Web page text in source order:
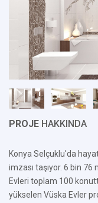
PROJE HAKKINDA
Konya Selçuklu'da
imzası taşıyor. 6 bin
Evleri toplam 100
yükselen Vüska Evler